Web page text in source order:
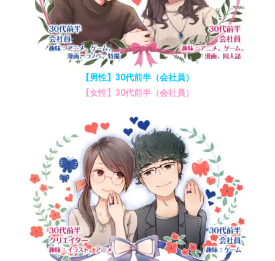
【男性】30代前半（会社員）
【女性】30代前半（会社員）